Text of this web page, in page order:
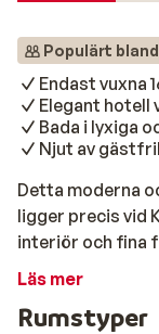
Populärt
Endast vuxna
Elegant hotell
Bada i lyxiga
Njut av
Detta moderna
ligger precis vid
interiör och fina
handplockade
fort du har
Läs mer
Rumstyper